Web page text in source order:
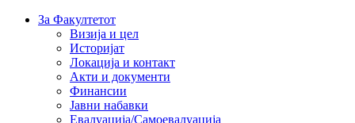
За Факултетот
Визија и цел
Историјат
Локација и контакт
Акти и документи
Финансии
Јавни набавки
Евалуација/Самоевалуација